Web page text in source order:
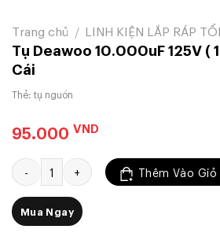
Trang chủ / LINH KIỆN LẮP RÁP
Tụ Deawoo 10.000uF 125V (
Cái
Thẻ: tụ nguồn
95.000 VND
Tụ Deawoo 10.000uF 125V ( 10000mF
Thêm Vào Giỏ
Mua Ngay